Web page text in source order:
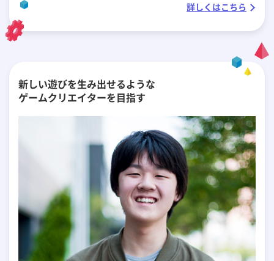
詳しくはこちら
新しい遊びを生み出せるような
ゲームクリエイターを目指す